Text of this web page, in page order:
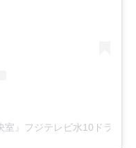
』フジテレビ水10ドラマ